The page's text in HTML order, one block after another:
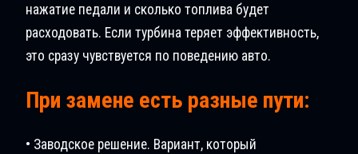
нажатие педали и сколько топлива будет
расходовать. Если турбина теряет эффективность,
это сразу чувствуется по поведению авто.
При замене есть разные пути:
• Заводское решение. Вариант, который